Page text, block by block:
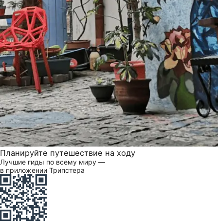
Планируйте путешествие на ходу
Лучшие гиды по всему миру —
в приложении Трипстера